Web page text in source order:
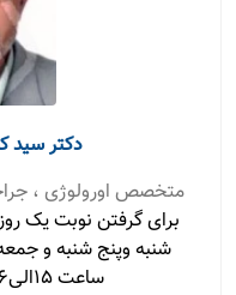
دکتر سید
متخصص اورولوژی ،
برای گرفتن نوبت یک
ساعت ۱۵الی۱۶تماس حاصل فرمایید.